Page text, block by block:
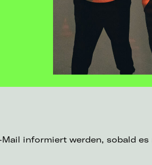
informiert werden, sobald es